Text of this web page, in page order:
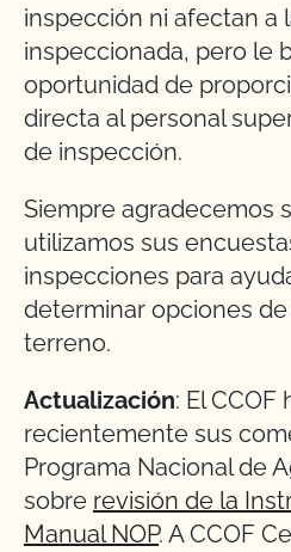
inspección ni afectan a
inspeccionada, pero le
oportunidad de
directa al personal
de inspección.
Siempre agradecemos
utilizamos sus
inspecciones para
determinar opciones
terreno.
Actualización: El CCOF
recientemente sus
Programa Nacional de
sobre revisión de la
Manual NOP. A CCOF